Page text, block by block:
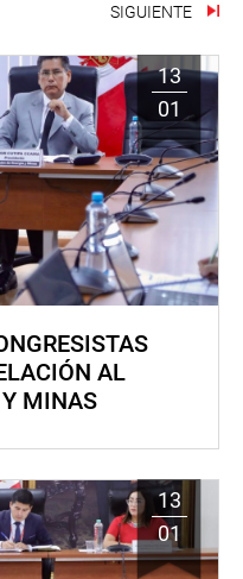
SIGUIENTE
13
01
AL
MINAS
13
01